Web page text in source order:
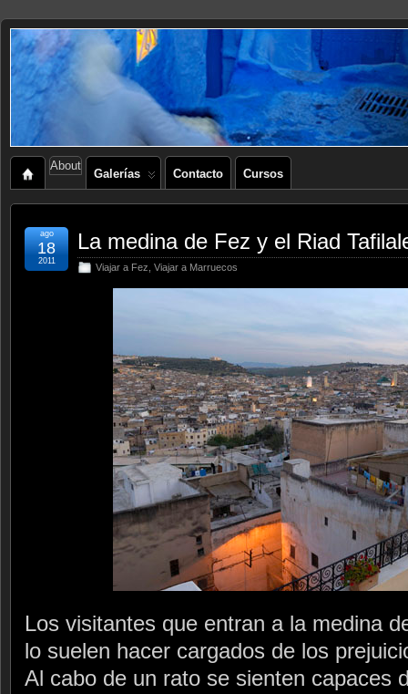
About
Galerías Contacto Cursos
La medina de Fez y el Riad
Viajar a Fez Viajar a Marruecos
ago
18
2011
Los visitantes que entran a la medina
lo suelen hacer cargados de los
Al cabo de un rato se sienten capaces